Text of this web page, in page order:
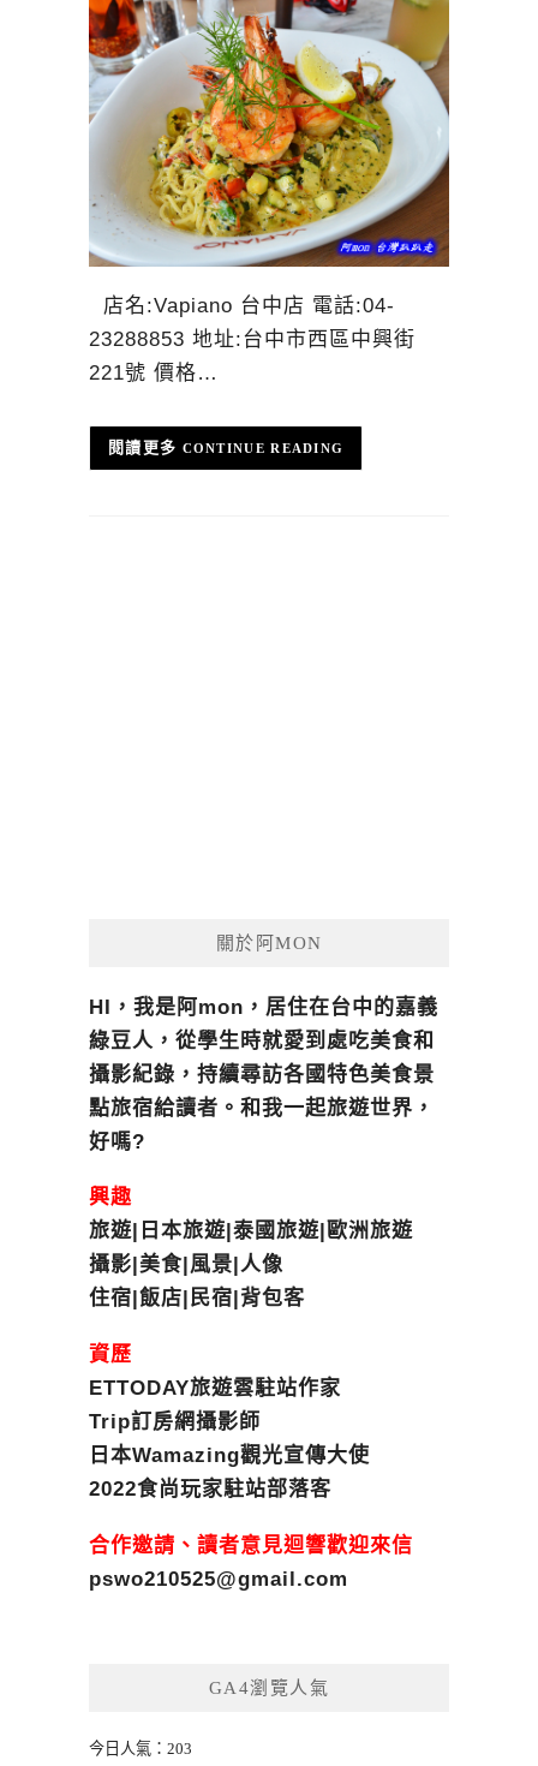
店名:Vapiano 台中店 電話:04-
23288853 地址:台中市西區中興街
221號 價格…
CONTINUE READING
關於阿MON
HI，我是阿mon，居住在台中的嘉義
綠豆人，從學生時就愛到處吃美食和
攝影紀錄，持續尋訪各國特色美食景
點旅宿給讀者。和我一起旅遊世界，
好嗎?
興趣
旅遊|日本旅遊|泰國旅遊|歐洲旅遊
攝影|美食|風景|人像
住宿|飯店|民宿|背包客
資歷
ETTODAY旅遊雲駐站作家
Trip訂房網攝影師
日本Wamazing觀光宣傳大使
2022食尚玩家駐站部落客
合作邀請、讀者意見迴響歡迎來信
pswo210525@gmail.com
GA4瀏覽人氣
今日人氣：203